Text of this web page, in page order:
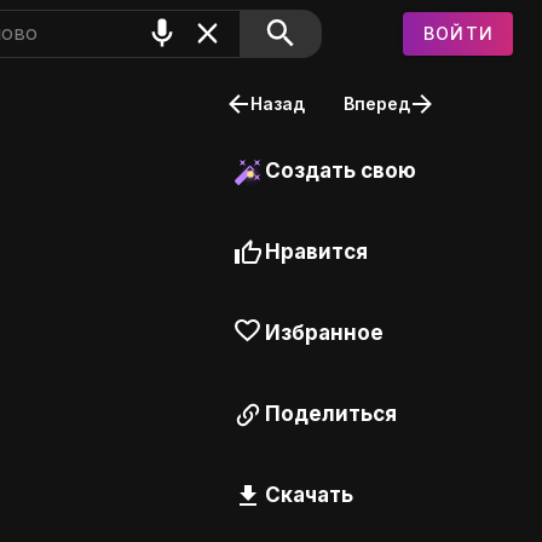
ВОЙТИ
Назад Вперед
Создать свою
Нравится
Избранное
Поделиться
Скачать